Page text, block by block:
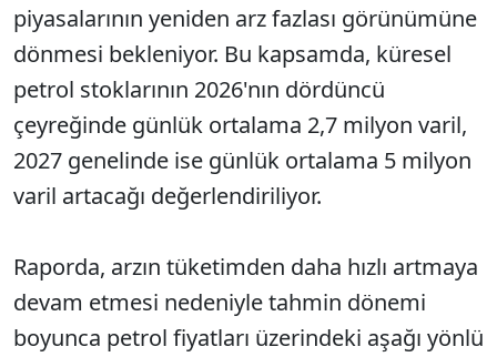
piyasalarının yeniden arz fazlası görünümüne
dönmesi bekleniyor. Bu kapsamda, küresel
petrol stoklarının 2026'nın dördüncü
çeyreğinde günlük ortalama 2,7 milyon varil,
2027 genelinde ise günlük ortalama 5 milyon
varil artacağı değerlendiriliyor.
Raporda, arzın tüketimden daha hızlı artmaya
devam etmesi nedeniyle tahmin dönemi
boyunca petrol fiyatları üzerindeki aşağı yönlü